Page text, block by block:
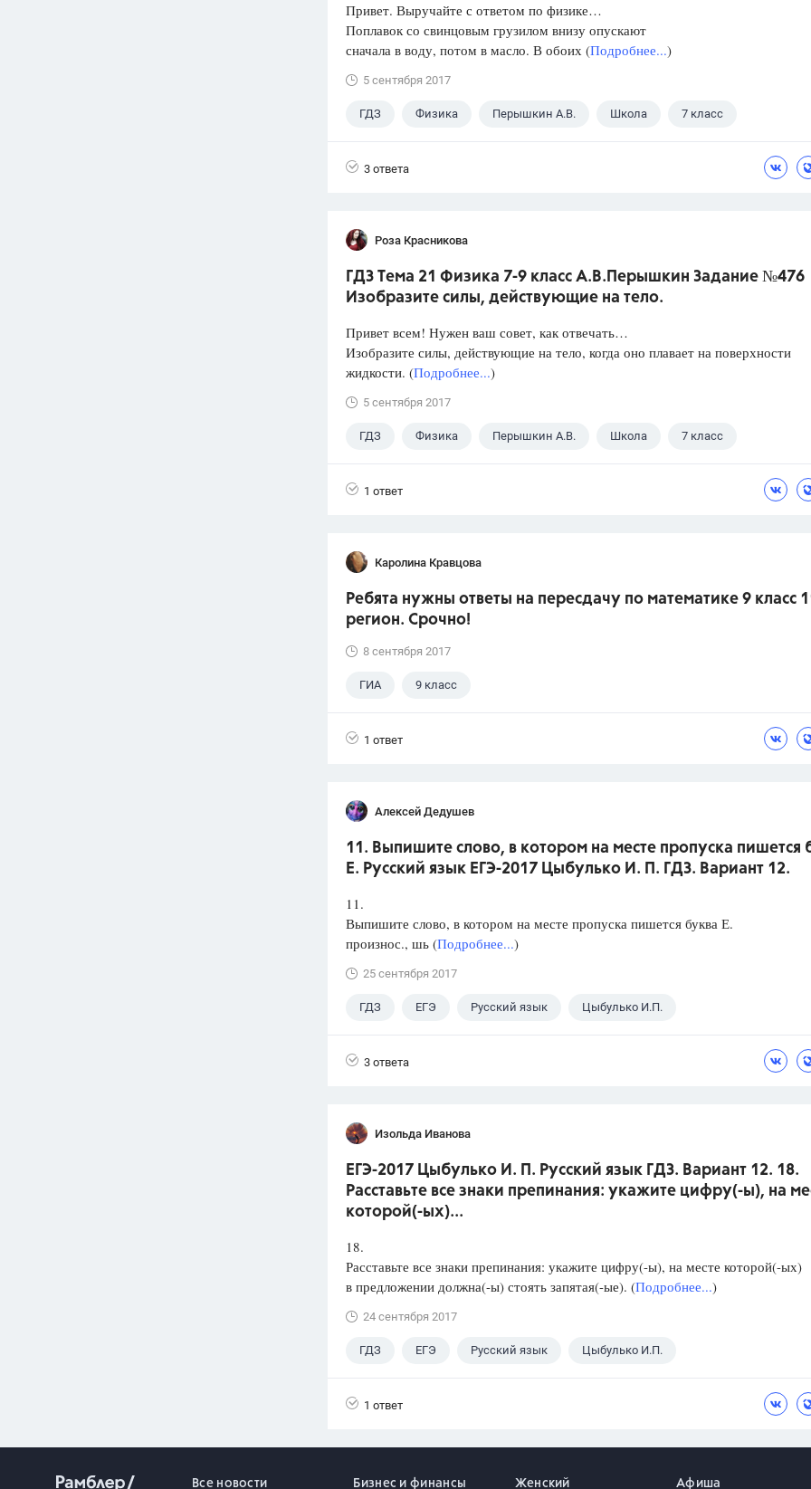
Привет. Выручайте с ответом по физике…
Поплавок со свинцовым грузилом внизу опускают
сначала в воду, потом в масло. В обоих (Подробнее...)
5 сентября 2017
ГДЗ Физика Перышкин А.В. Школа 7 класс
3 ответа
Роза Красникова
ГДЗ Тема 21 Физика 7-9 класс А.В.Перышкин Задание №476
Изобразите силы, действующие на тело.
Привет всем! Нужен ваш совет, как отвечать…
Изобразите силы, действующие на тело, когда оно плавает на поверхности
жидкости. (Подробнее...)
5 сентября 2017
ГДЗ Физика Перышкин А.В. Школа 7 класс
1 ответ
Каролина Кравцова
Ребята нужны ответы на пересдачу по математике 9 класс
регион. Срочно!
8 сентября 2017
ГИА 9 класс
1 ответ
Алексей Дедушев
11. Выпишите слово, в котором на месте пропуска пишется
Е. Русский язык ЕГЭ-2017 Цыбулько И. П. ГДЗ. Вариант 12.
11.
Выпишите слово, в котором на месте пропуска пишется буква Е.
произнос., шь (Подробнее...)
25 сентября 2017
ГДЗ ЕГЭ Русский язык Цыбулько И.П.
3 ответа
Изольда Иванова
ЕГЭ-2017 Цыбулько И. П. Русский язык ГДЗ. Вариант 12. 18.
Расставьте все знаки препинания: укажите цифру(-ы), на
которой(-ых)...
18.
Расставьте все знаки препинания: укажите цифру(-ы), на месте которой(-ых)
в предложении должна(-ы) стоять запятая(-ые). (Подробнее...)
24 сентября 2017
ГДЗ ЕГЭ Русский язык Цыбулько И.П.
1 ответ
Все новости Бизнес и финансы Женский Афиша